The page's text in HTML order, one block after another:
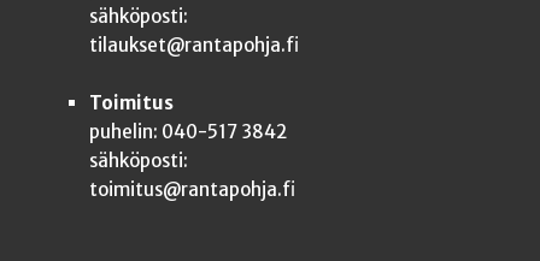
sähköposti:
tilaukset@rantapohja.fi
Toimitus
puhelin: 040-517 3842
sähköposti:
toimitus@rantapohja.fi